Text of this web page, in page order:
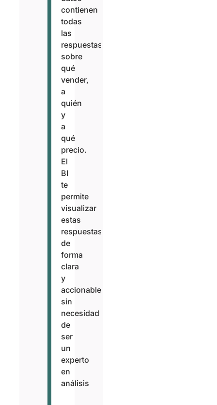
contienen
todas
las
respuestas
sobre
qué
vender,
a
quién
y
a
qué
precio.
El
BI
te
permite
visualizar
estas
respuestas
de
forma
clara
y
accionable,
sin
necesidad
de
ser
un
experto
en
análisis